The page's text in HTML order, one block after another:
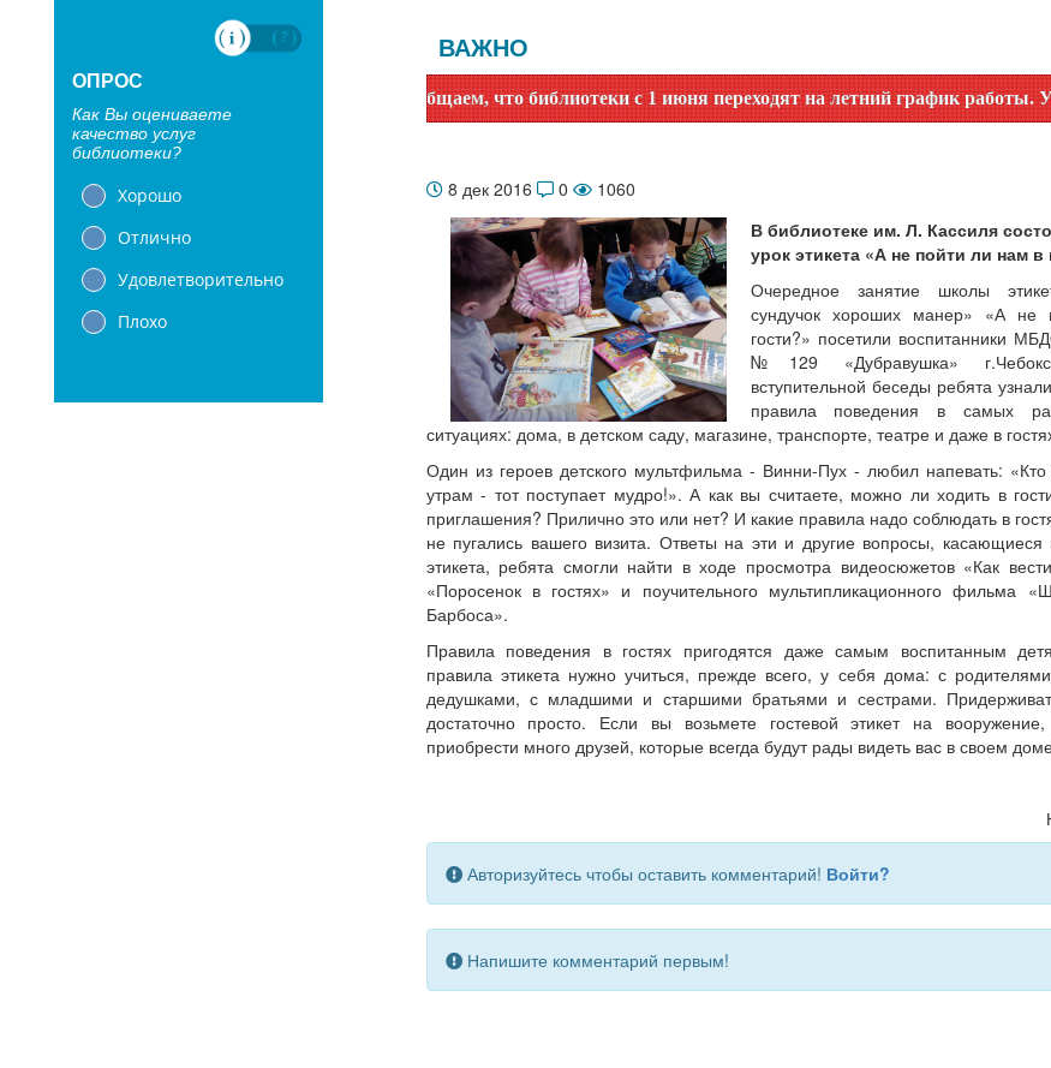
ОПРОС
Как Вы оцениваете
качество услуг
библиотеки?
Хорошо
Отлично
Удовлетворительно
Плохо
ВАЖНО
Уважаемые читатели! Сообщаем, что библиотеки с 1 июня переходят на летний график работы.
8 дек 2016 0
1060
В библиотеке им. Л. Кассиля
урок этикета «А не пойти ли нам в
Очередное занятие школы
сундучок хороших манер» «А
гости?» посетили воспитанники
№129 «Дубравушка»
вступительной беседы ребята
правила поведения в самых
ситуациях: дома, в детском саду, магазине, транспорте, театре и даже в
Один из героев детского мультфильма - Винни-Пух - любил напевать: «Кто
утрам - тот поступает мудро!». А как вы считаете, можно ли ходить в
приглашения? Прилично это или нет? И какие правила надо соблюдать в
не пугались вашего визита. Ответы на эти и другие вопросы, касающиеся
этикета, ребята смогли найти в ходе просмотра видеосюжетов «Как
«Поросенок в гостях» и поучительного мультипликационного фильма
Барбоса».
Правила поведения в гостях пригодятся даже самым воспитанным
правила этикета нужно учиться, прежде всего, у себя дома: с
дедушками, с младшими и старшими братьями и сестрами.
достаточно просто. Если вы возьмете гостевой этикет на
приобрести много друзей, которые всегда будут рады видеть вас в своем
Авторизуйтесь чтобы оставить комментарий! Войти?
Напишите комментарий первым!